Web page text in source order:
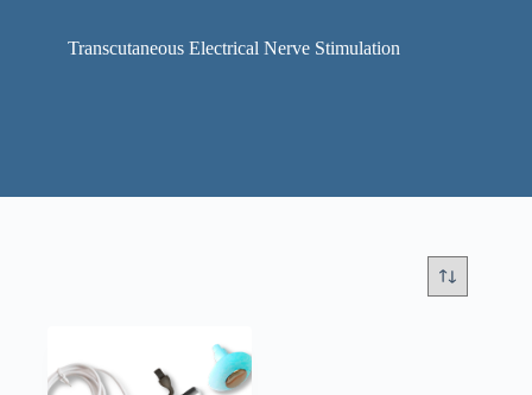
Transcutaneous Electrical Nerve Stimulation